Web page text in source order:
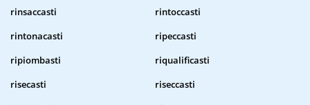
rinsaccasti
rintoccasti
rintonacasti
ripeccasti
ripiombasti
riqualificasti
risecasti
riseccasti